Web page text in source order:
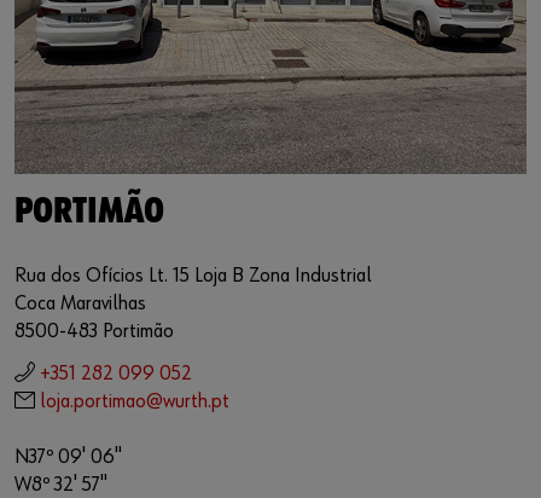
PORTIMÃO
Rua dos Ofícios Lt. 15 Loja B Zona Industrial
Coca Maravilhas
8500-483 Portimão
+351 282 099 052
loja.portimao@wurth.pt
N37º 09' 06"
W8º 32' 57"